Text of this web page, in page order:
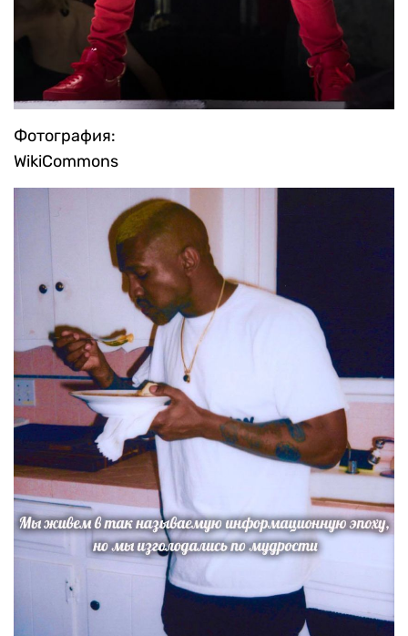
Фотография:
WikiCommons